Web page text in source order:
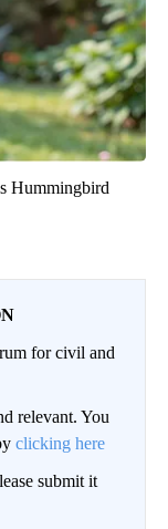
Hummingbird
for civil and
relevant. You
clicking here
submit it